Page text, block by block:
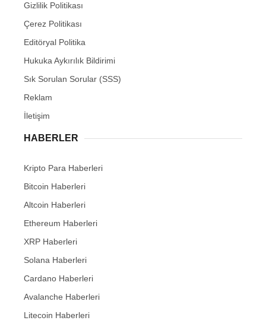
Gizlilik Politikası
Çerez Politikası
Editöryal Politika
Hukuka Aykırılık Bildirimi
Sık Sorulan Sorular (SSS)
Reklam
İletişim
HABERLER
Kripto Para Haberleri
Bitcoin Haberleri
Altcoin Haberleri
Ethereum Haberleri
XRP Haberleri
Solana Haberleri
Cardano Haberleri
Avalanche Haberleri
Litecoin Haberleri